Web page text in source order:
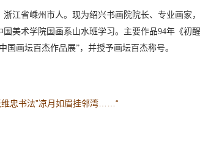
浙江省嵊州市人。现为绍兴书画院院长、专业画家
国美术学院国画系山水班学习。主要作品94年《初
国画坛百杰作品展”，并授予画坛百杰称号。
维忠书法”凉月如眉挂邻湾……“